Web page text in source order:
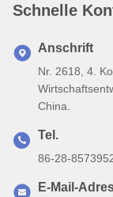
Schnelle
Anschrift
Nr. 2618, 4.
China.
Tel.
86-28-
E-Mail-